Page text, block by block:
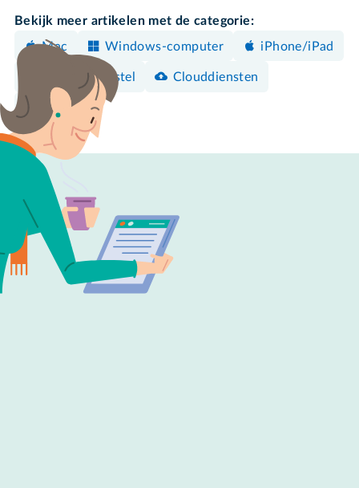
Bekijk meer artikelen met de categorie:
Mac
Windows-computer iPhone/iPad
Android-toestel Clouddiensten
Privacy